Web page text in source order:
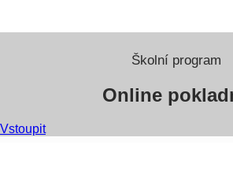
Školní program
Online
Vstoupit